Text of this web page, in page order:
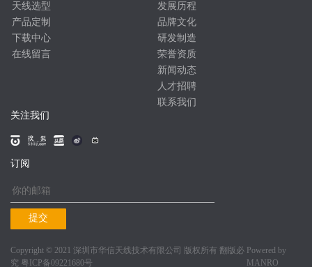
天线选型
产品定制
下载中心
在线留言
发展历程
品牌文化
研发制造
荣誉资质
新闻动态
人才招聘
联系我们
关注我们
订阅
提交
Copyright © 2021 深圳市华信天线技术有限公司 版权所有 翻版必
究 粤ICP备09221680号
Powered by
MANRO